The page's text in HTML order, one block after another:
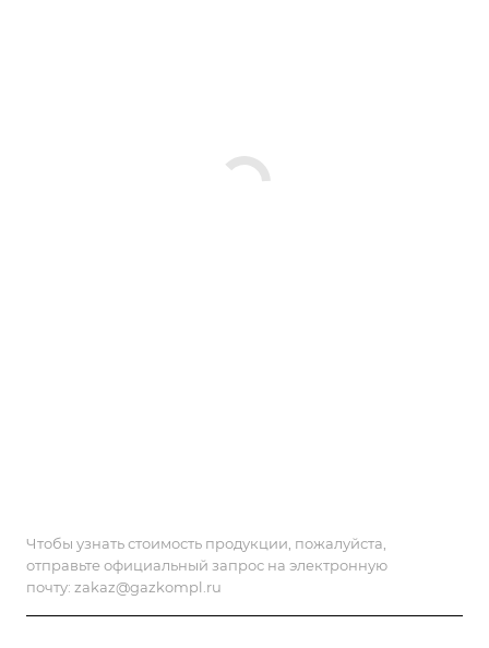
Чтобы узнать стоимость продукции, пожалуйста,
отправьте официальный запрос на электронную
почту: zakaz@gazkompl.ru